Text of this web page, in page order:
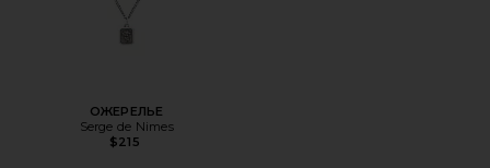
ОЖЕРЕЛЬЕ
Serge de Nimes
$215